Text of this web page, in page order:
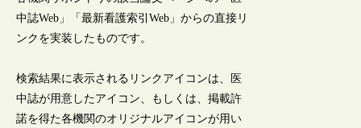
中誌Web」「最新看護索引Web」からの直接リ
ンクを実装したものです。
検索結果に表示されるリンクアイコンは、医
中誌が用意したアイコン、もしくは、掲載許
諾を得た各機関のオリジナルアイコンが用い